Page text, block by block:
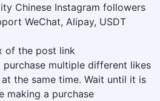
Chinese Instagram followers
WeChat, Alipay, USDT
of the post link
multiple different likes
the same time. Wait until it is
making a purchase